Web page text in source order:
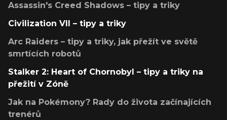
Assassin's Creed Shadows – tipy a triky
Civilization VII – tipy a triky
Arc Raiders – tipy a triky, jak přežít ve světě
smrtících robotů
Stalker 2: Heart of Chornobyl – tipy a triky na
přežití v Zóně
Jak na Pokémony? Rady do života začínajících
trenérů